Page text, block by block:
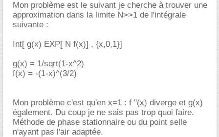
Mon problème est le suivant je cherche à trouver une
approximation dans la limite N>>1 de l'intégrale
suivante :
Int[ g(x) EXP[ N f(x)] , {x,0,1}]
g(x) = 1/sqrt(1-x^2)
f(x) = -(1-x)^(3/2)
Mon problème c'est qu'en x=1 : f ''(x) diverge et g(x)
également. Du coup je ne sais pas trop quoi faire.
Méthode de phase stationnaire ou du point selle
n'ayant pas l'air adaptée.